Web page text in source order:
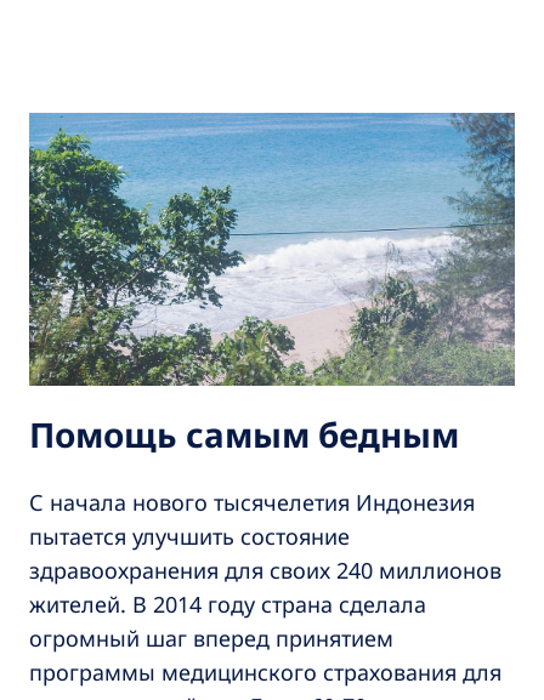
Помощь самым бедным
С начала нового тысячелетия Индонезия
пытается улучшить состояние
здравоохранения для своих 240 миллионов
жителей. В 2014 году страна сделала
огромный шаг вперед принятием
программы медицинского страхования для